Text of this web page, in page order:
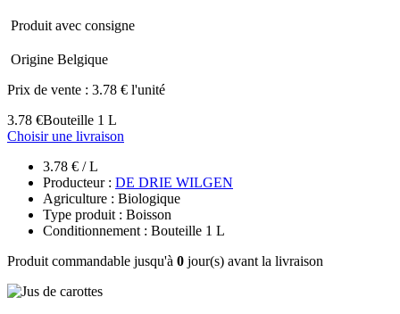
Produit avec consigne
Origine Belgique
Prix de vente : 3.78 € l'unité
3.78 €Bouteille 1 L
Choisir une livraison
3.78 € / L
Producteur : DE DRIE WILGEN
Agriculture : Biologique
Type produit : Boisson
Conditionnement : Bouteille 1 L
Produit commandable jusqu'à 0 jour(s) avant la livraison